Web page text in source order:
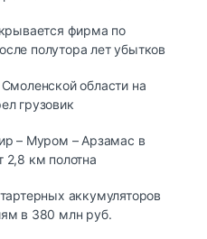
фирма по
полутора лет убытков
области на
грузовик
– Муром – Арзамас в
2,8 км полотна
аккумуляторов
в 380 млн руб.